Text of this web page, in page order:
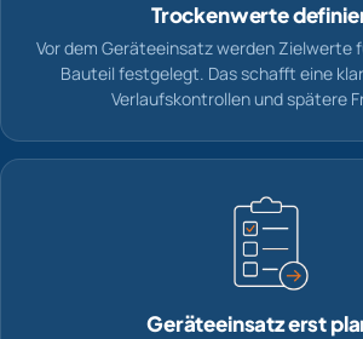
Trockenwerte
Vor dem Geräteeinsatz werden Zielwerte
Bauteil festgelegt. Das schafft eine
Verlaufskontrollen und spätere
Geräteeinsatz erst